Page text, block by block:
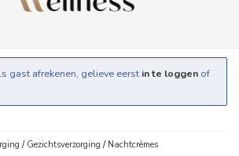
gast afrekenen, gelieve eerst in te loggen of
/ Gezichtsverzorging / Nachtcrèmes